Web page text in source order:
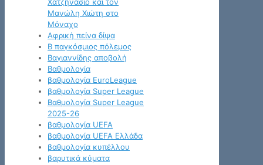
Μανώλη Χιώτη στο
Μόναχο
Αφρική πείνα δίψα
Β παγκόσμιος πόλεμος
Βαγιαννίδης αποβολή
Βαθμολογία
βαθμολογία EuroLeague
βαθμολογία Super League
Βαθμολογία Super League
2025-26
βαθμολογία UEFA
βαθμολογία UEFA Ελλάδα
βαθμολογία κυπέλλου
βαρυτικά κύματα